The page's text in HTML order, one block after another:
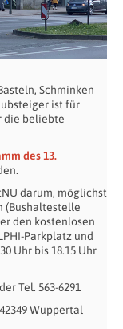
Schminken
ist für
die beliebte
des 13.
darum, möglichst
(Bushaltestelle
den kostenlosen
Parkplatz und
Uhr bis 18.15 Uhr
Tel. 563-6291
Wuppertal